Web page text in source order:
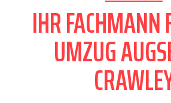
IHR FACHMANN
UMZUG